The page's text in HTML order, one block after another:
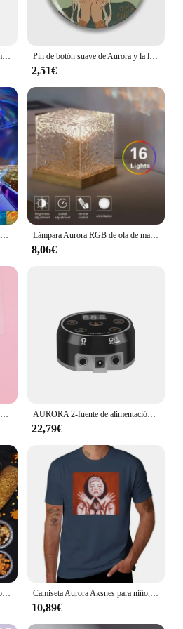
Peluca de Anime de La Bella Durmiente para mujer, princesa Aurora, Briar, rosa, pelo largo amarillo, disfraz de Cosplay, pelucas de fiesta de Halloween Pin de botón suave de Aurora y la luna, joyería para ropa, Collar divertido y bonito para mujer, insignia de regalo, broche de dibujos animados a la moda para amantes, sombrero decorativo
2,51€
Lámpara Aurora RGB de ola de mar, cubo con Control remoto, proyector de luz de agua que cambia de 16 colores para decoración de pared de salón y dormitorio
8,06€
AURORA 2-fuente de alimentación para tatuajes, fuente de alimentación profesional Digital LCD con adaptador de corriente, cable de alimentación
22,79€
10,89€